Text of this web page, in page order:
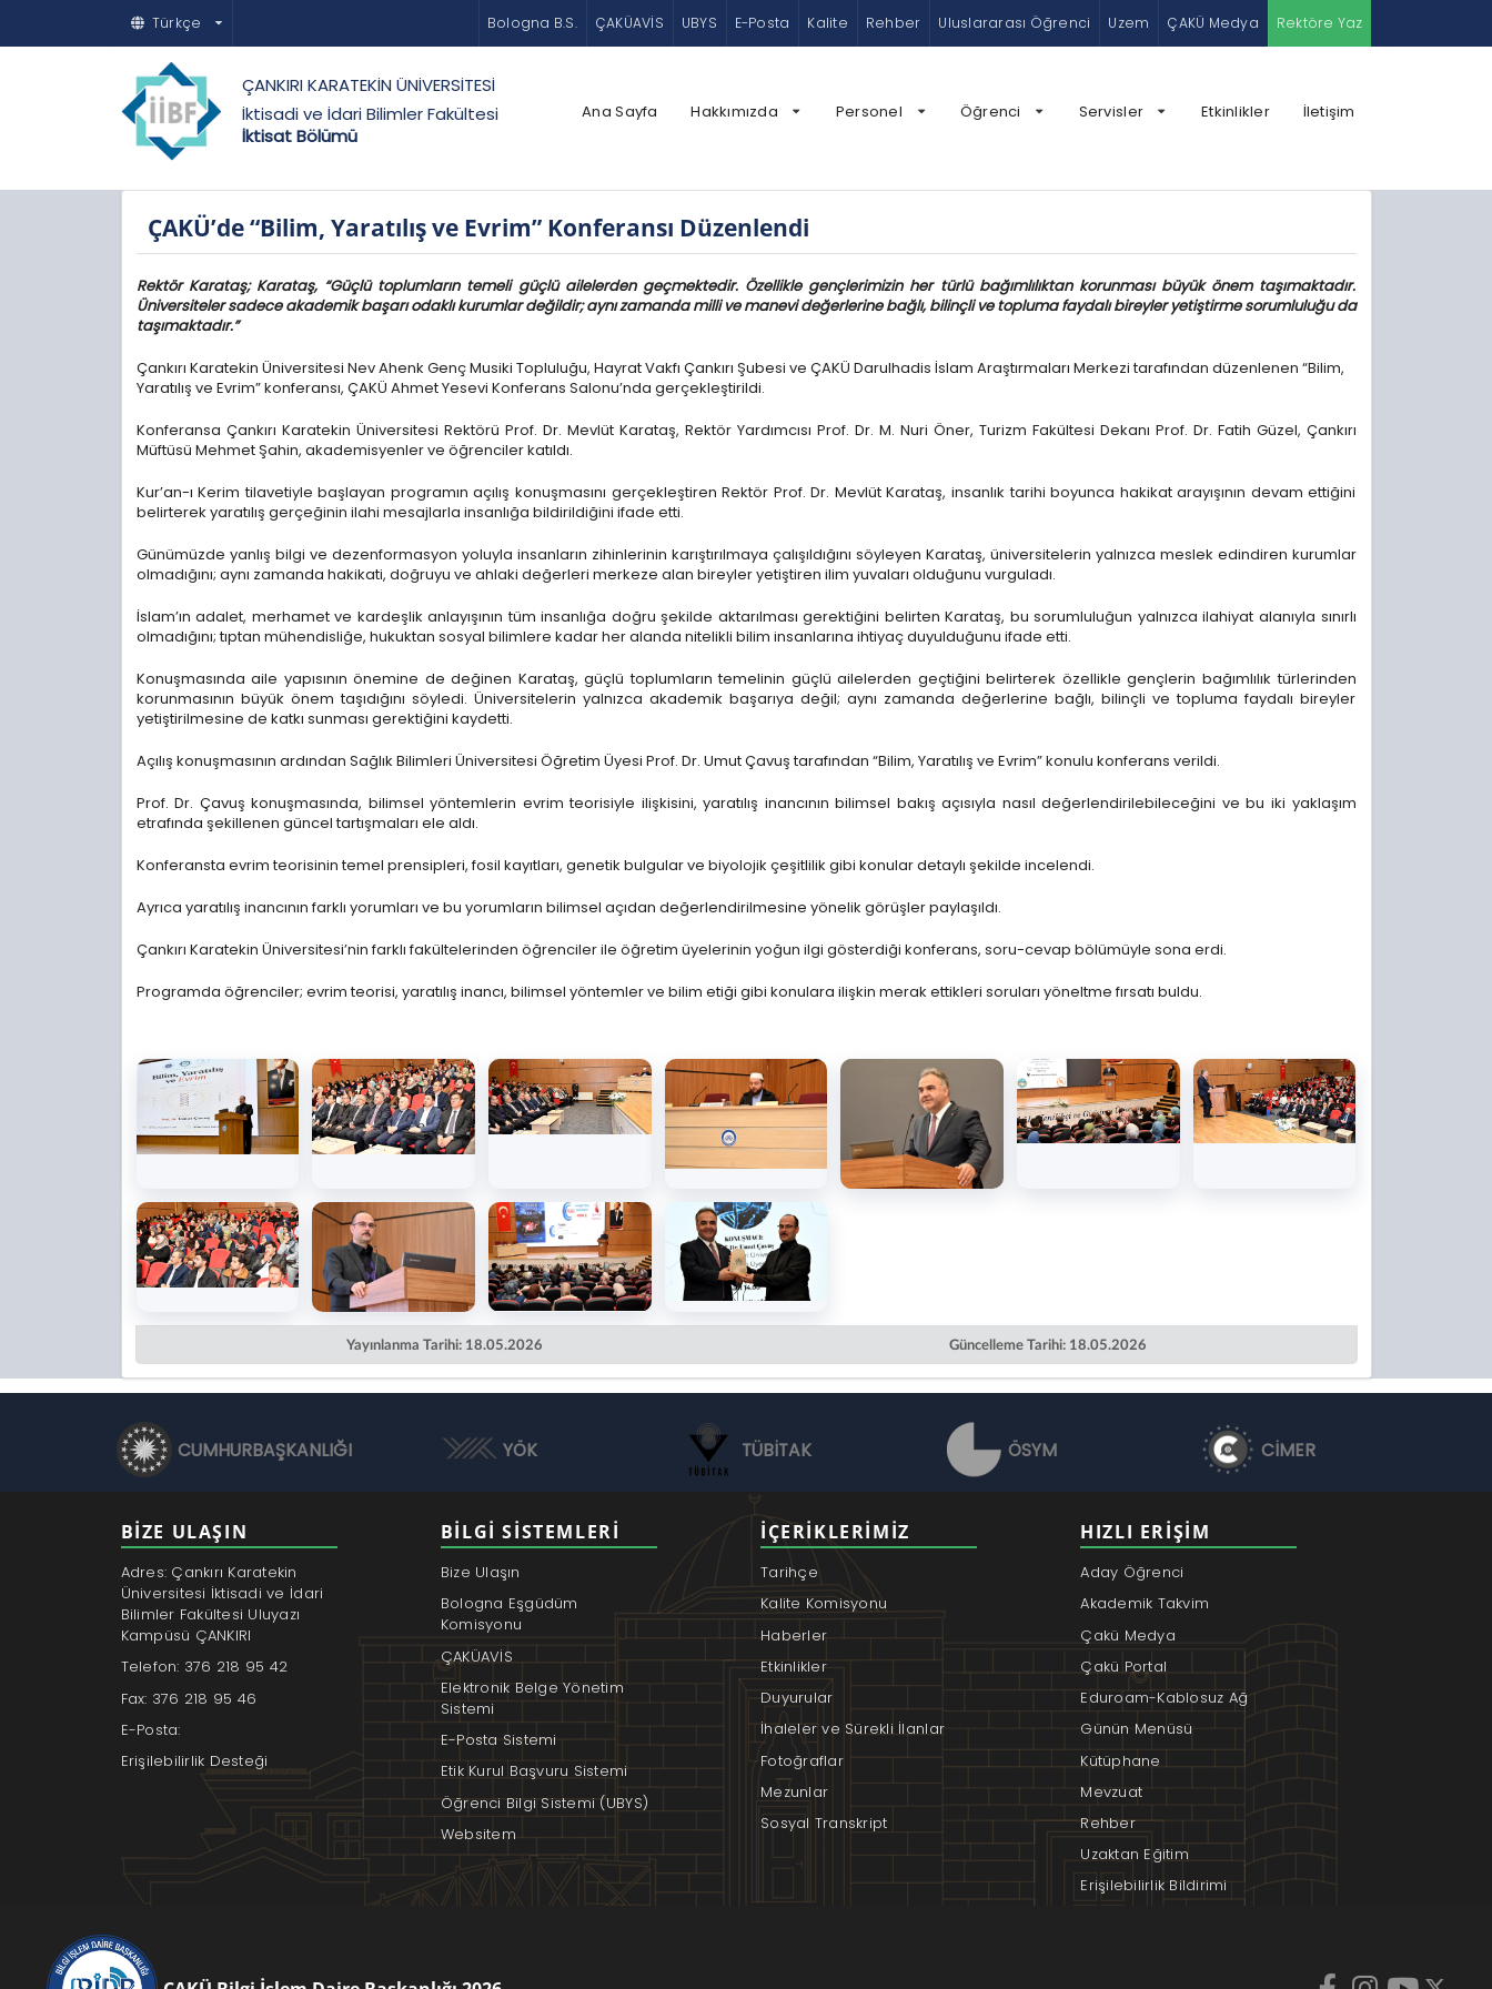
Türkçe Bologna B.S. ÇAKÜAVİS UBYS E-Posta Kalite Rehber Uluslararası Öğrenci Uzem ÇAKÜ Medya Rektöre Yaz
ÇANKIRI KARATEKİN ÜNİVERSİTESİ
İktisadi ve İdari Bilimler Fakültesi
İktisat Bölümü
Ana Sayfa Hakkımızda Personel Öğrenci Servisler Etkinlikler İletişim
ÇAKÜ’de “Bilim, Yaratılış ve Evrim” Konferansı Düzenlendi
Rektör Karataş; Karataş, “Güçlü toplumların temeli güçlü ailelerden geçmektedir. Özellikle gençlerimizin her türlü bağımlılıktan korunması büyük önem taşımaktadır.
Üniversiteler sadece akademik başarı odaklı kurumlar değildir; aynı zamanda milli ve manevi değerlerine bağlı, bilinçli ve topluma faydalı bireyler yetiştirme sorumluluğu da
taşımaktadır.”
Çankırı Karatekin Üniversitesi Nev Ahenk Genç Musiki Topluluğu, Hayrat Vakfı Çankırı Şubesi ve ÇAKÜ Darulhadis İslam Araştırmaları Merkezi tarafından düzenlenen “Bilim,
Yaratılış ve Evrim” konferansı, ÇAKÜ Ahmet Yesevi Konferans Salonu’nda gerçekleştirildi.
Konferansa Çankırı Karatekin Üniversitesi Rektörü Prof. Dr. Mevlüt Karataş, Rektör Yardımcısı Prof. Dr. M. Nuri Öner, Turizm Fakültesi Dekanı Prof. Dr. Fatih Güzel, Çankırı
Müftüsü Mehmet Şahin, akademisyenler ve öğrenciler katıldı.
Kur’an-ı Kerim tilavetiyle başlayan programın açılış konuşmasını gerçekleştiren Rektör Prof. Dr. Mevlüt Karataş, insanlık tarihi boyunca hakikat arayışının devam ettiğini
belirterek yaratılış gerçeğinin ilahi mesajlarla insanlığa bildirildiğini ifade etti.
Günümüzde yanlış bilgi ve dezenformasyon yoluyla insanların zihinlerinin karıştırılmaya çalışıldığını söyleyen Karataş, üniversitelerin yalnızca meslek edindiren kurumlar
olmadığını; aynı zamanda hakikati, doğruyu ve ahlaki değerleri merkeze alan bireyler yetiştiren ilim yuvaları olduğunu vurguladı.
İslam’ın adalet, merhamet ve kardeşlik anlayışının tüm insanlığa doğru şekilde aktarılması gerektiğini belirten Karataş, bu sorumluluğun yalnızca ilahiyat alanıyla sınırlı
olmadığını; tıptan mühendisliğe, hukuktan sosyal bilimlere kadar her alanda nitelikli bilim insanlarına ihtiyaç duyulduğunu ifade etti.
Konuşmasında aile yapısının önemine de değinen Karataş, güçlü toplumların temelinin güçlü ailelerden geçtiğini belirterek özellikle gençlerin bağımlılık türlerinden
korunmasının büyük önem taşıdığını söyledi. Üniversitelerin yalnızca akademik başarıya değil; aynı zamanda değerlerine bağlı, bilinçli ve topluma faydalı bireyler
yetiştirilmesine de katkı sunması gerektiğini kaydetti.
Açılış konuşmasının ardından Sağlık Bilimleri Üniversitesi Öğretim Üyesi Prof. Dr. Umut Çavuş tarafından “Bilim, Yaratılış ve Evrim” konulu konferans verildi.
Prof. Dr. Çavuş konuşmasında, bilimsel yöntemlerin evrim teorisiyle ilişkisini, yaratılış inancının bilimsel bakış açısıyla nasıl değerlendirilebileceğini ve bu iki yaklaşım
etrafında şekillenen güncel tartışmaları ele aldı.
Konferansta evrim teorisinin temel prensipleri, fosil kayıtları, genetik bulgular ve biyolojik çeşitlilik gibi konular detaylı şekilde incelendi.
Ayrıca yaratılış inancının farklı yorumları ve bu yorumların bilimsel açıdan değerlendirilmesine yönelik görüşler paylaşıldı.
Çankırı Karatekin Üniversitesi’nin farklı fakültelerinden öğrenciler ile öğretim üyelerinin yoğun ilgi gösterdiği konferans, soru-cevap bölümüyle sona erdi.
Programda öğrenciler; evrim teorisi, yaratılış inancı, bilimsel yöntemler ve bilim etiği gibi konulara ilişkin merak ettikleri soruları yöneltme fırsatı buldu.
Yayınlanma Tarihi: 18.05.2026 Güncelleme Tarihi: 18.05.2026
CUMHURBAŞKANLIĞI YÖK TÜBİTAK ÖSYM CİMER
BİZE ULAŞIN
Adres: Çankırı Karatekin
Üniversitesi İktisadi ve İdari
Bilimler Fakültesi Uluyazı
Kampüsü ÇANKIRI
Telefon: 376 218 95 42
Fax: 376 218 95 46
E-Posta:
Erişilebilirlik Desteği
BILGI SISTEMLERI
Bize Ulaşın
Bologna Eşgüdüm
Komisyonu
ÇAKÜAVİS
Elektronik Belge Yönetim
Sistemi
E-Posta Sistemi
Etik Kurul Başvuru Sistemi
Öğrenci Bilgi Sistemi (UBYS)
Websitem
İÇERIKLERIMIZ
Tarihçe
Kalite Komisyonu
Haberler
Etkinlikler
Duyurular
İhaleler ve Sürekli İlanlar
Fotoğraflar
Mezunlar
Sosyal Transkript
HIZLI ERIŞIM
Aday Öğrenci
Akademik Takvim
Çakü Medya
Çakü Portal
Eduroam-Kablosuz Ağ
Günün Menüsü
Kütüphane
Mevzuat
Rehber
Uzaktan Eğitim
Erişilebilirlik Bildirimi